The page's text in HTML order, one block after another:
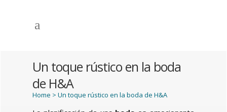
Un toque rústico en la boda
de H&A
Home > Un toque rústico en la boda de H&A